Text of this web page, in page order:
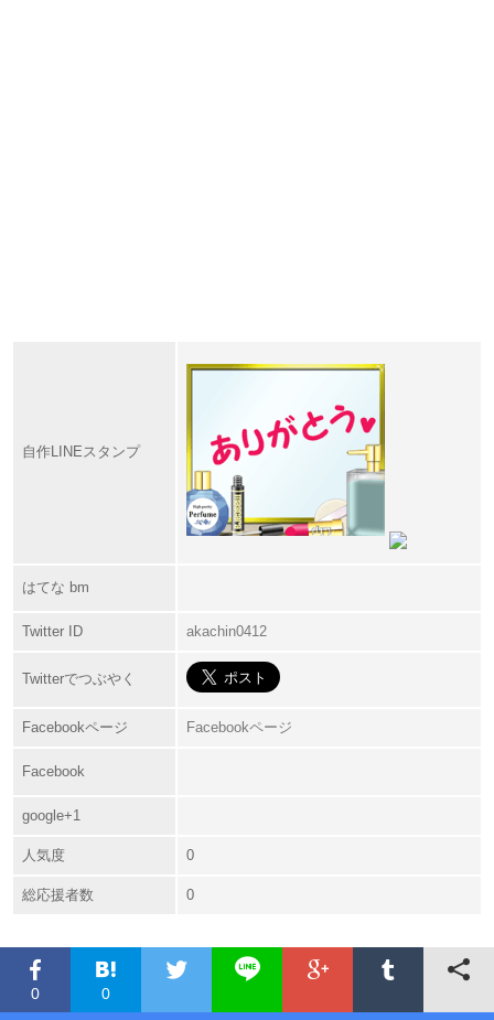
自作LINEスタンプ
はてな bm
Twitter ID akachin0412
Twitterでつぶやく
Facebookページ Facebookページ
Facebook
google+1
人気度 0
総応援者数 0
0 0